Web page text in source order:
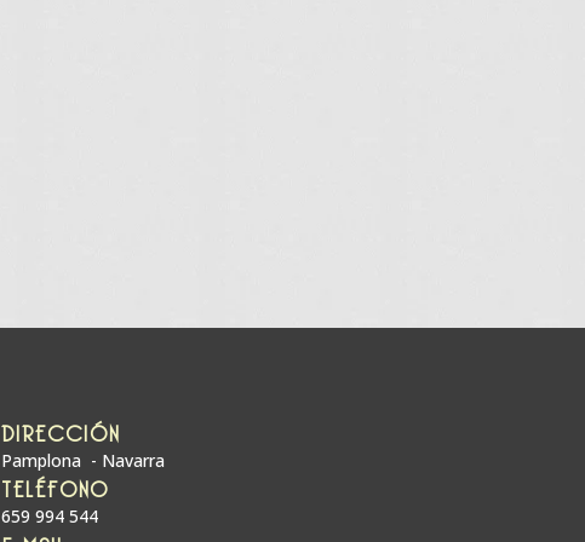
DIRECCIÓN
Pamplona - Navarra
TELÉFONO
659 994 544